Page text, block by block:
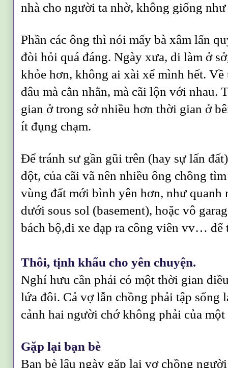
nhà cho người ta nhờ, không giống
Phần các ông thì nói mấy bà xâm lấn
đòi hỏi quá đáng. Ngày xưa, di làm ở
khỏe hơn, không ai xài xể mình hết.
đâu mà cằn nhằn, mà cãi lộn với nhau.
gian ở trong sở nhiều hơn thời gian ở
ít đụng chạm.
Để tránh sư gần gũi trên (hay sự lấn
đột, của cãi vã nên nhiều ông chồng
vùng đất mới bình yên hơn, như quanh
dưới sous sol (basement), hoặc vô
bách bộ,đi xe đạp ra công viên vv… để
Thôi, tịnh khẩu cho yên chuyện.
Nghỉ hưu cần phải có một thời gian
lứa đôi. Cả vợ lẫn chồng phải tập sống
cảnh hai người chớ không phải của
Gặp lại bạn bè
Bạn bè lâu ngày gặp lại vợ chồng